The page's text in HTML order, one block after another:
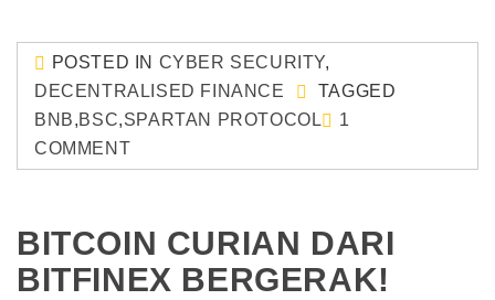
POSTED IN CYBER SECURITY,
DECENTRALISED FINANCE
TAGGED
BNB,BSC,SPARTAN PROTOCOL
1
COMMENT
BITCOIN CURIAN DARI
BITFINEX BERGERAK!